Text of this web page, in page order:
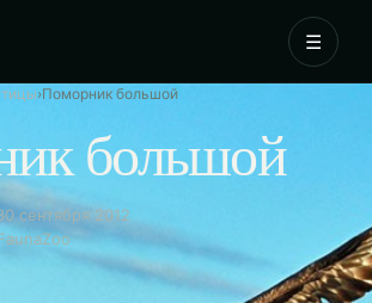
☰
›Поморник большой
большой
сентября 2012